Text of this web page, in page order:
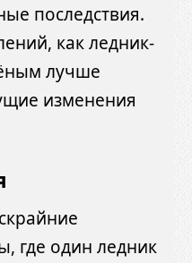
последствия.
как ледник-
лучше
изменения
где один ледник